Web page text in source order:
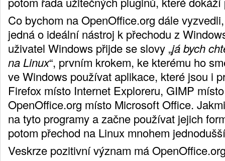
Co bychom na OpenOffice.org dále
jedná o ideální nástroj k přechodu z
uživatel Windows přijde se slovy „já bych
na Linux“, prvním krokem, ke kterému ho
ve Windows používat aplikace, které jsou i
Firefox místo Internet Exploreru, GIMP
OpenOffice.org místo Microsoft Office.
na tyto programy a začne používat jejich
potom přechod na Linux mnohem
Veskrze pozitivní význam má